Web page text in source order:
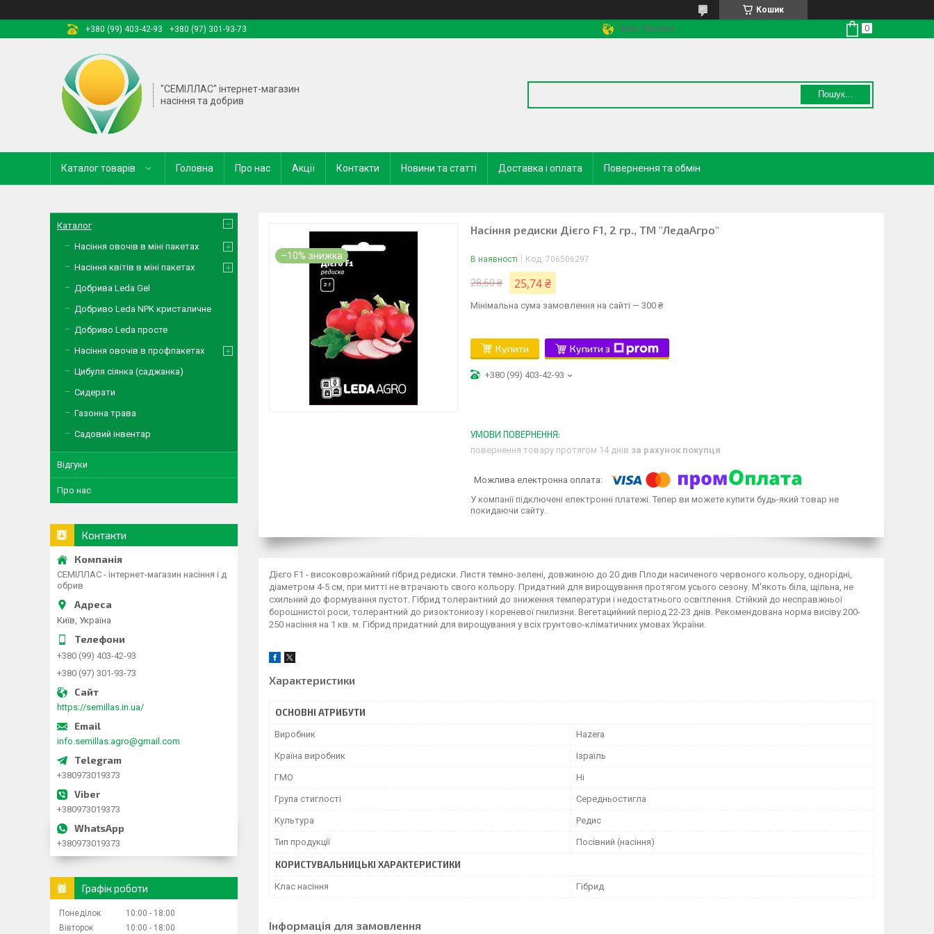
Кошик
+380 (99) 403-42-93
+380 (97) 301-93-73 Київ, Україна
"СЕМІЛЛАС" інтернет-магазин
насіння та добрив
Пошук...
Каталог товарів Головна Про нас Акції Контакти Новини та статті Доставка і оплата Повернення та обмін
–10%
Насіння редиски Дієго F1, 2 гр., ТМ "ЛедаАгро"
В наявності Код: 706506297
28,60 ₴ 25,74 ₴
Мінімальна сума замовлення на сайті — 300 ₴
Купити Купити з
+380 (99) 403-42-93
повернення товару протягом 14 днів за рахунок покупця
У компанії підключені електронні платежі. Тепер ви можете купити будь-який товар не
покидаючи сайту.
Дієго F1 - високоврожайний гібрид редиски. Листя темно-зелені, довжиною до 20 див Плоди насиченого червоного кольору, однорідні,
діаметром 4-5 см, при митті не втрачають свого кольору. Придатний для вирощування протягом усього сезону. М'якоть біла, щільна, не
схильний до формування пустот. Гібрид толерантний до зниження температури і недостатнього освітлення. Стійкий до несправжньої
борошнистої роси, толерантний до ризоктониозу і кореневої гнилизни. Вегетацийний період 22-23 днів. Рекомендована норма висіву 200-
250 насіння на 1 кв. м. Гібрид придатний для вирощування у всіх грунтово-кліматичних умовах України.
Характеристики
ОСНОВНІ АТРИБУТИ
Виробник Hazera
Країна виробник Ізраїль
ГМО Ні
Група стиглості Середньостигла
Культура Редис
Тип продукції Посівний (насіння)
КОРИСТУВАЛЬНИЦЬКІ ХАРАКТЕРИСТИКИ
Клас насіння Гібрид
Інформація для замовлення
Каталог
Насіння овочів в міні пакетах
Насіння квітів в міні пакетах
Добрива Leda Gel
Добриво Leda NPK кристаличне
Добриво Leda просте
Насіння овочів в профпакетах
Цибуля сіянка (саджанка)
Сидерати
Газонна трава
Садовий інвентар
Відгуки
Про нас
Контакти
СЕМІЛЛАС - інтернет-магазин насіння і д
обрив
Київ, Україна
+380 (99) 403-42-93
+380 (97) 301-93-73
https://semillas.in.ua/
info.semillas.agro@gmail.com
+380973019373
+380973019373
+380973019373
Графік роботи
Понеділок 10:00
18:00
Вівторок
10:00
18:00